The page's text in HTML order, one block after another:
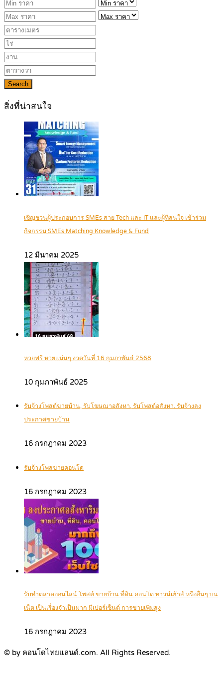
Search
สิ่งที่น่าสนใจ
เชิญชวนผู้ประกอบการ SMEs สาย Tech และ IT และผู้ที่สนใจ เข้าร่วม
กิจกรรม SMEs Matching Knowledge & Fund
12 มีนาคม 2025
หวยฟรี หวยแม่นๆ งวดวันที่ 16 กุมภาพันธ์ 2568
10 กุมภาพันธ์ 2025
รับจ้างโพสต์ขายบ้าน, รับโฆษณาอสังหา, รับโพสต์อสังหา, รับจ้างลง
ประกาศขายบ้าน
16 กรกฎาคม 2023
รับจ้างโพสขายคอนโด
16 กรกฎาคม 2023
รับทำตลาดออนไลน์ โพสต์ ขายบ้าน ที่ดิน คอนโด ทาวน์เฮ้าส์ หรืออื่นๆ บน
เน็ต เป็นเรื่องจำเป็นมาก มีเปอร์เซ็นต์ การขายเพิ่มสูง
16 กรกฎาคม 2023
© by คอนโดไทยแลนด์.com. All Rights Reserved.